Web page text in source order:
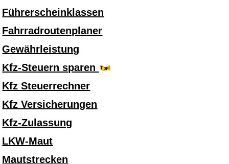
Führerscheinklassen
Fahrradroutenplaner
Gewährleistung
Kfz-Steuern sparen
Kfz Steuerrechner
Kfz Versicherungen
Kfz-Zulassung
LKW-Maut
Mautstrecken